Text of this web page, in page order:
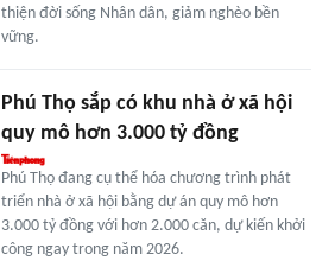
thiện đời sống Nhân dân, giảm nghèo bền
vững.
Phú Thọ sắp có khu nhà ở xã hội
quy mô hơn 3.000 tỷ đồng
Phú Thọ đang cụ thể hóa chương trình phát
triển nhà ở xã hội bằng dự án quy mô hơn
3.000 tỷ đồng với hơn 2.000 căn, dự kiến khởi
công ngay trong năm 2026.